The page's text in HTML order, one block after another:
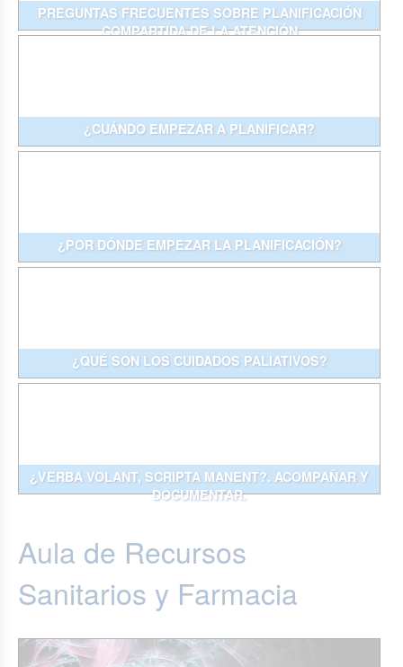
PREGUNTAS FRECUENTES SOBRE PLANIFICACIÓN
COMPARTIDA DE LA ATENCIÓN
¿CUÁNDO EMPEZAR A PLANIFICAR?
¿POR DÓNDE EMPEZAR LA PLANIFICACIÓN?
¿QUÉ SON LOS CUIDADOS PALIATIVOS?
¿VERBA VOLANT, SCRIPTA MANENT?. ACOMPAÑAR Y
DOCUMENTAR.
Aula de Recursos
Sanitarios y Farmacia